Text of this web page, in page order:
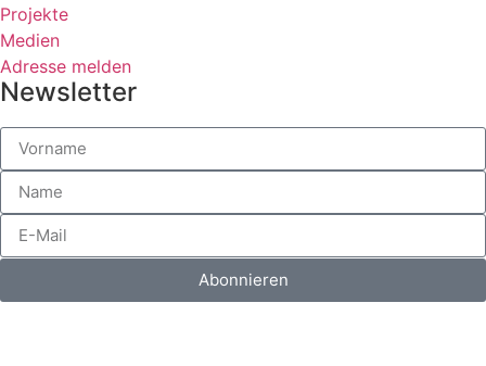
Projekte
Medien
Adresse melden
Newsletter
Abonnieren